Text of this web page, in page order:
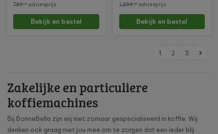
799,- adviesprijs
Bekijk en bestel
1.699,-adviesprijs
Bekijk en bestel
1 2 3
Zakelijke en particuliere
koffiemachines
Bij BonneBella zijn wij niet zomaar gespecialiseerd in koffie. Wij
denken ook graag met jou mee om te zorgen dat een ieder blij